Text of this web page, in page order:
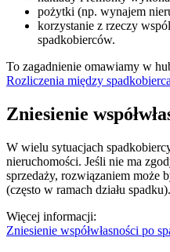
pożytki (np. wynajem
korzystanie z rzeczy
spadkobierców.
To zagadnienie omawiamy w
Rozliczenia między
Zniesienie
W wielu sytuacjach
nieruchomości. Jeśli nie ma
sprzedaży, rozwiązaniem może
(często w ramach działu spadku).
Więcej informacji:
Zniesienie współwłasności po